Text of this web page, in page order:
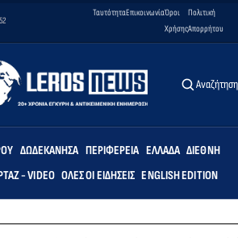
ΤαυτότηταΕπικοινωνίαΌροι
Χρήσης
Πολιτική
Απορρήτου
Αναζήτηση
ΔΩΔΕΚΆΝΗΣΑ ΠΕΡΙΦΈΡΕΙΑ ΕΛΛΆΔΑ ΔΙΕΘΝΉ
- VIDEO ΌΛΕΣ ΟΙ ΕΙΔΉΣΕΙΣ ENGLISH EDITION